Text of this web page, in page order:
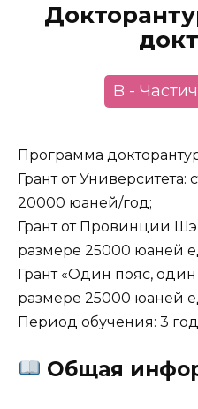
B -
Программа
Грант от
20000 юаней/год;
Грант от Провинции
размере 25000 юаней
Грант «Один пояс,
размере 25000 юаней
Период обучения: 3
Общая